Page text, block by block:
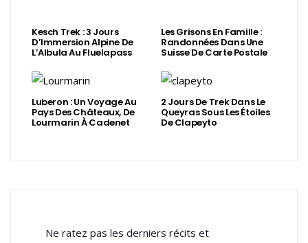
Kesch Trek : 3 Jours
D’Immersion Alpine De
L’Albula Au Fluelapass
Les Grisons En Famille :
Randonnées Dans Une
Suisse De Carte Postale
Luberon : Un Voyage Au
Pays Des Châteaux, De
Lourmarin À Cadenet
2 Jours De Trek Dans Le
Queyras Sous Les Étoiles
De Clapeyto
Ne ratez pas les derniers récits et